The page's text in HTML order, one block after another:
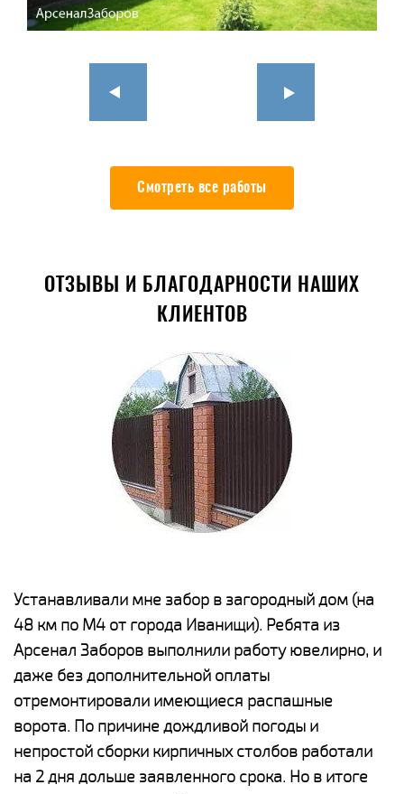
Смотреть все работы
ОТЗЫВЫ И БЛАГОДАРНОСТИ НАШИХ
КЛИЕНТОВ
Устанавливали мне забор в загородный дом (на
48 км по М4 от города Иванищи). Ребята из
Арсенал Заборов выполнили работу ювелирно, и
даже без дополнительной оплаты
отремонтировали имеющиеся распашные
ворота. По причине дождливой погоды и
непростой сборки кирпичных столбов работали
на 2 дня дольше заявленного срока. Но в итоге